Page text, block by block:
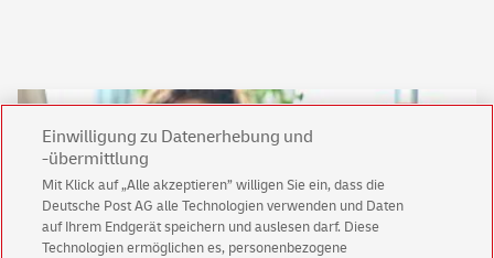
Einwilligung zu Datenerhebung und
-übermittlung
Mit Klick auf „Alle akzeptieren” willigen Sie ein, dass die
Deutsche Post AG alle Technologien verwenden und Daten
auf Ihrem Endgerät speichern und auslesen darf. Diese
Technologien ermöglichen es, personenbezogene